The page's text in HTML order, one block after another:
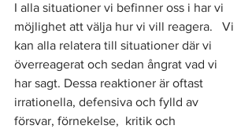
I alla situationer vi befinner oss i har vi
möjlighet att välja hur vi vill reagera.   Vi
kan alla relatera till situationer där vi
överreagerat och sedan ångrat vad vi
har sagt. Dessa reaktioner är oftast
irrationella, defensiva och fylld av
försvar, förnekelse,  kritik och